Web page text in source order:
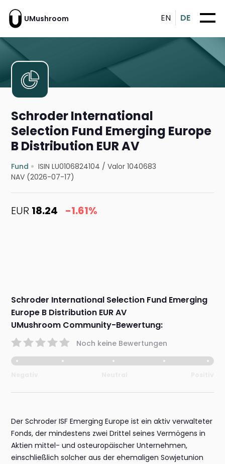
UMushroom EN DE
Schroder International
Selection Fund Emerging Europe
B Distribution EUR AV
Fund ISIN LU0106824104 /Valor 1040683
NAV (2026-07-17)
EUR 18.24 -1.61%
Schroder International Selection Fund Emerging
Europe B Distribution EUR AV
UMushroom Community-Bewertung:
Noch keine Bewertungen
Der Schroder ISF Emerging Europe ist ein aktiv verwalteter
Fonds, der mindestens zwei Drittel seines Vermögens in
Aktien mittel- und osteuropäischer Unternehmen,
einschließlich solcher aus der ehemaligen Sowjetunion